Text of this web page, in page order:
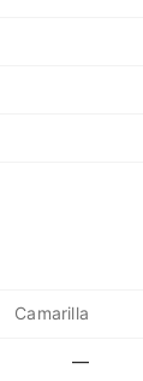
Camarilla
—